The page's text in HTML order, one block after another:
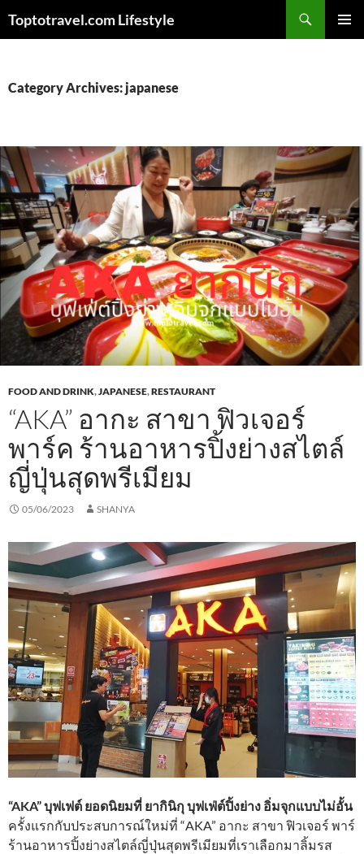
Toptotravel.com Lifestyle
Category Archives: japanese
FOOD AND DRINK,JAPANESE,RESTAURANT
“AKA” อากะ สาขา ฟิวเจอร์
พาร์ค ร้านอาหารปิ้งย่างสไตล์
ญี่ปุ่นสุดพรีเมียม
05/06/2023 SHANYA
“AKA” บุฟเฟต์ ยอดนิยมที่ ยากินิกุ บุฟเฟ่ต์ปิ้งย่าง อิ่มจุกแบบไม่อั้น
ครั้งแรกกับประสบการณ์ใหม่ที่ “AKA” อากะ สาขา ฟิวเจอร์ พาร์
ร้านอาหารปิ้งย่างสไตล์ญี่ปุ่นสุดพรีเมียมที่เราเลือกมาลิ้มรส